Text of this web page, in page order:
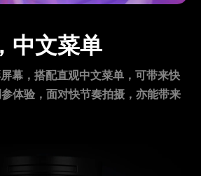
中文菜单
幕，搭配直观中文菜单，可带来快
体验，面对快节奏拍摄，亦能带来